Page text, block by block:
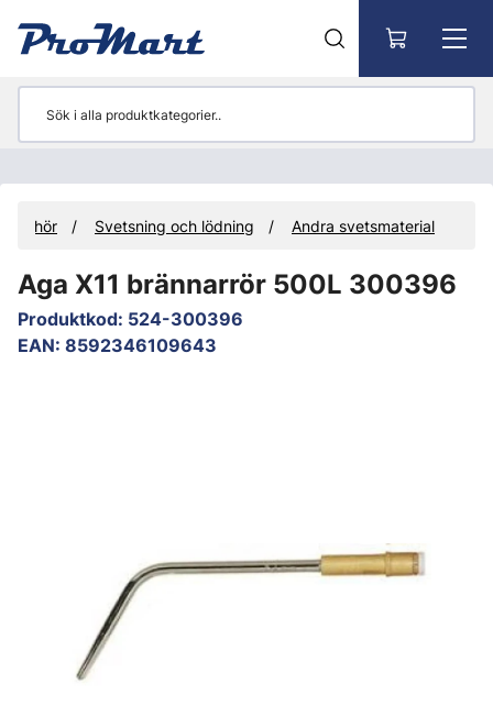
Svetsning och lödning Andra svetsmaterial
Aga X11 brännarrör 500L 300396
Produktkod: 524-300396
EAN: 8592346109643